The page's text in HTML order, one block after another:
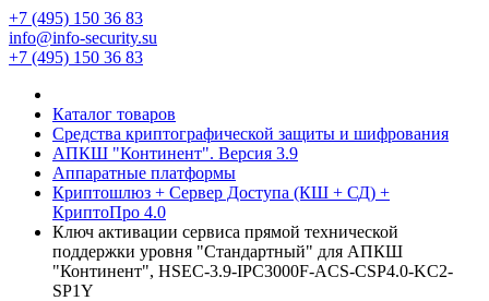
+7 (495) 150 36 83
info@info-security.su
+7 (495) 150 36 83
Каталог товаров
Средства криптографической защиты и шифрования
АПКШ "Континент". Версия 3.9
Аппаратные платформы
Криптошлюз + Сервер Доступа (КШ + СД) +
КриптоПро 4.0
Ключ активации сервиса прямой технической
поддержки уровня "Стандартный" для АПКШ
"Континент", HSEC-3.9-IPC3000F-ACS-CSP4.0-KC2-
SP1Y